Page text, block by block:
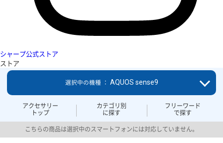
シャープ公式ストア
ストア
アクセサリー
トップ
カテゴリ別
に探す
フリーワード
で探す
選択中の機種 ： AQUOS sense9
こちらの商品は選択中のスマートフォンには対応していません。